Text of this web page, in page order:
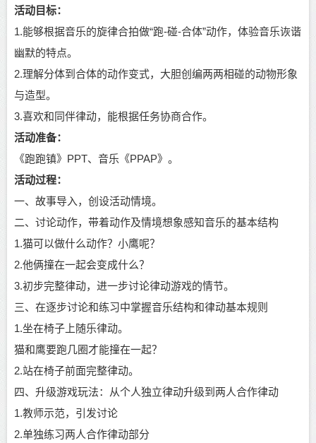
活动目标：
1.能够根据音乐的旋律合拍做“跑-碰-合体”动作，体验音乐诙谐
幽默的特点。
2.理解分体到合体的动作变式，大胆创编两两相碰的动物形象
与造型。
3.喜欢和同伴律动，能根据任务协商合作。
活动准备：
《跑跑镇》PPT、音乐《PPAP》。
活动过程：
一、故事导入，创设活动情境。
二、讨论动作，带着动作及情境想象感知音乐的基本结构
1.猫可以做什么动作？小鹰呢？
2.他俩撞在一起会变成什么？
3.初步完整律动，进一步讨论律动游戏的情节。
三、在逐步讨论和练习中掌握音乐结构和律动基本规则
1.坐在椅子上随乐律动。
猫和鹰要跑几圈才能撞在一起？
2.站在椅子前面完整律动。
四、升级游戏玩法：从个人独立律动升级到两人合作律动
1.教师示范，引发讨论
2.单独练习两人合作律动部分